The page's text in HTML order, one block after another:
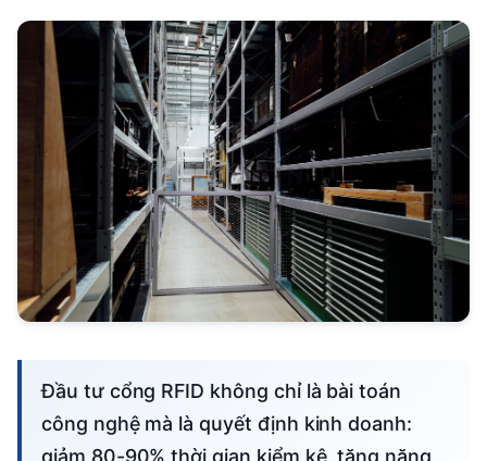
Đầu tư cổng RFID không chỉ là bài toán
công nghệ mà là quyết định kinh doanh:
giảm 80-90% thời gian kiểm kê, tăng năng